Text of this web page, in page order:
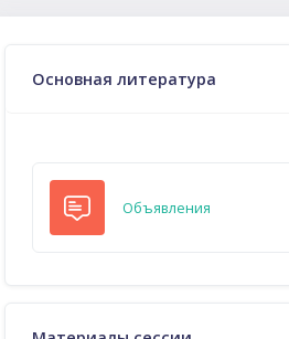
Основная литература
Объявления